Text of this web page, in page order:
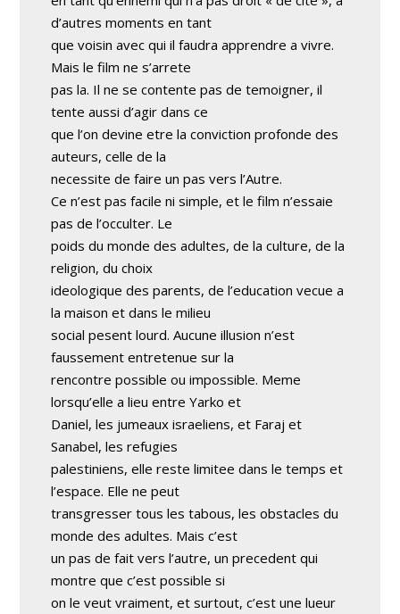
d’autres moments en tant
que voisin avec qui il faudra apprendre a vivre.
Mais le film ne s’arrete
pas la. Il ne se contente pas de temoigner, il
tente aussi d’agir dans ce
que l’on devine etre la conviction profonde des
auteurs, celle de la
necessite de faire un pas vers l’Autre.
Ce n’est pas facile ni simple, et le film n’essaie
pas de l’occulter. Le
poids du monde des adultes, de la culture, de la
religion, du choix
ideologique des parents, de l’education vecue a
la maison et dans le milieu
social pesent lourd. Aucune illusion n’est
faussement entretenue sur la
rencontre possible ou impossible. Meme
lorsqu’elle a lieu entre Yarko et
Daniel, les jumeaux israeliens, et Faraj et
Sanabel, les refugies
palestiniens, elle reste limitee dans le temps et
l’espace. Elle ne peut
transgresser tous les tabous, les obstacles du
monde des adultes. Mais c’est
un pas de fait vers l’autre, un precedent qui
montre que c’est possible si
on le veut vraiment, et surtout, c’est une lueur